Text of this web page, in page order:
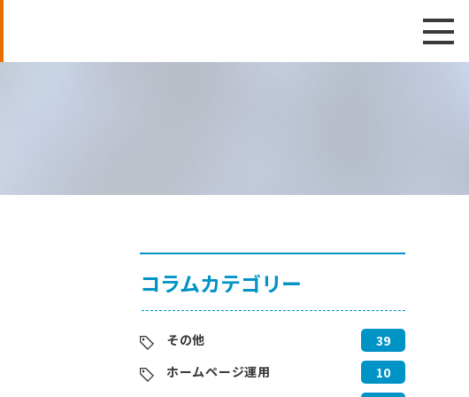
コラムカテゴリー
その他
39
ホームページ運用
10